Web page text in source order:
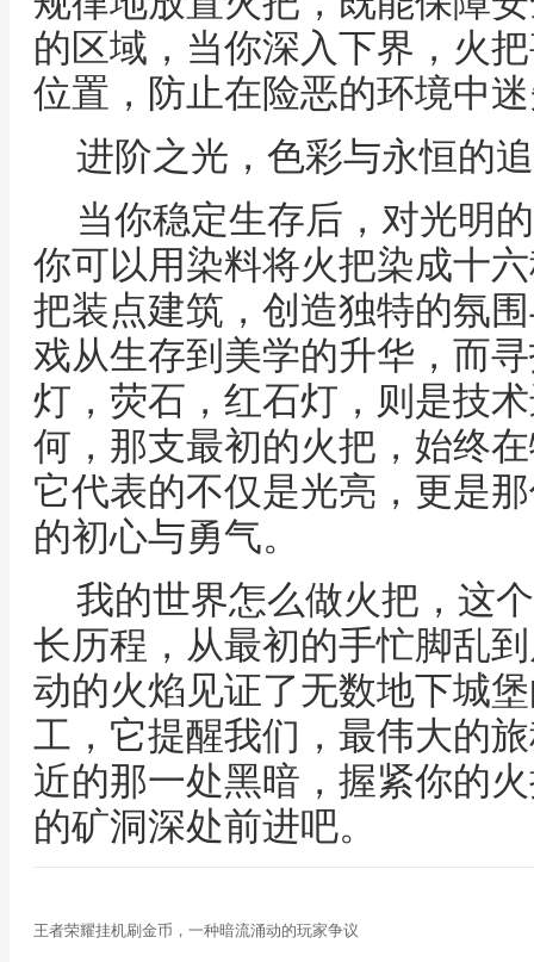
的区域，当你深入下界，火
位置，防止在险恶的环境中
进阶之光，色彩与永恒的
当你稳定生存后，对光明
你可以用染料将火把染成十
把装点建筑，创造独特的氛
戏从生存到美学的升华，而
灯，荧石，红石灯，则是技
何，那支最初的火把，始终
它代表的不仅是光亮，更是
的初心与勇气。
我的世界怎么做火把，这
长历程，从最初的手忙脚乱
动的火焰见证了无数地下城
工，它提醒我们，最伟大的
近的那一处黑暗，握紧你的
的矿洞深处前进吧。
王者荣耀挂机刷金币，一种暗流涌动的玩家争议